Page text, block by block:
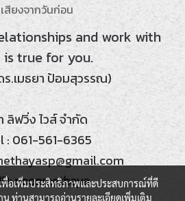
สียงจากวันก่อน
and work with
true for you.
.เมธยา ป้อมสุวรรณ)
ลิฟวิ่ง ไวส์ จำกัด
: 061-561-6365
noonmethaya
พื่อเพิ่มประสิทธิภาพและประสบการณ์ที่ดี
น ท่านสามารถอ่านรายละเอียดเพิ่มเติม